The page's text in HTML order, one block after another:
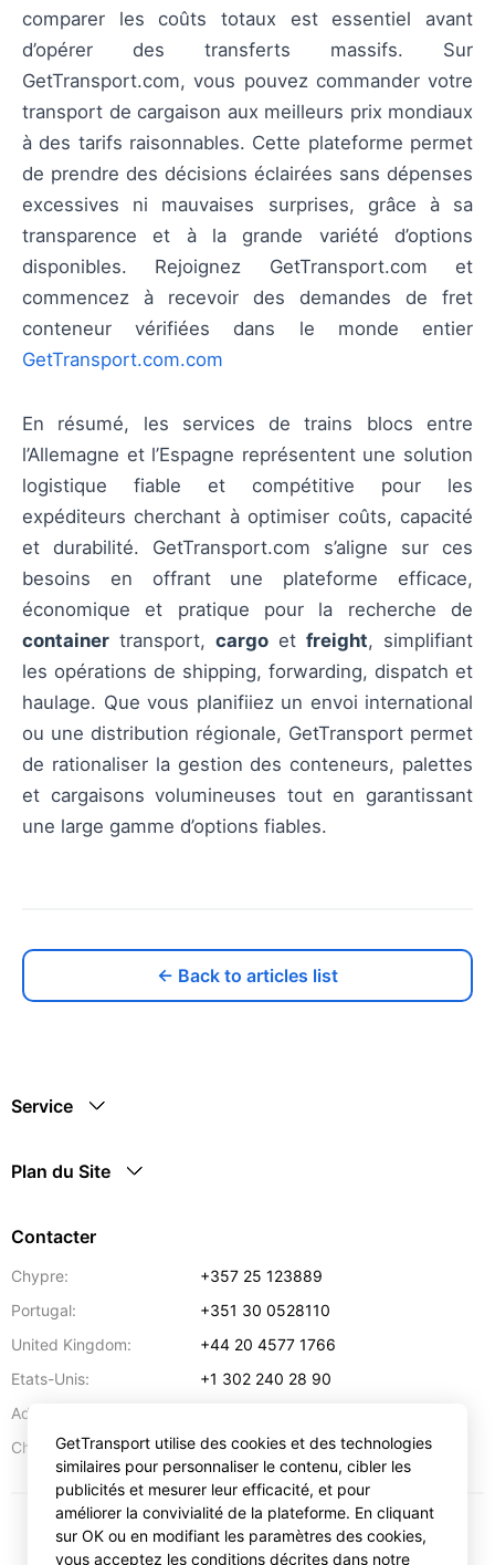
comparer les coûts totaux est essentiel avant
d’opérer des transferts massifs. Sur
GetTransport.com, vous pouvez commander votre
transport de cargaison aux meilleurs prix mondiaux
à des tarifs raisonnables. Cette plateforme permet
de prendre des décisions éclairées sans dépenses
excessives ni mauvaises surprises, grâce à sa
transparence et à la grande variété d’options
disponibles. Rejoignez GetTransport.com et
commencez à recevoir des demandes de fret
conteneur vérifiées dans le monde entier
GetTransport.com.com
En résumé, les services de trains blocs entre
l’Allemagne et l’Espagne représentent une solution
logistique fiable et compétitive pour les
expéditeurs cherchant à optimiser coûts, capacité
et durabilité. GetTransport.com s’aligne sur ces
besoins en offrant une plateforme efficace,
économique et pratique pour la recherche de
container transport, cargo et freight, simplifiant
les opérations de shipping, forwarding, dispatch et
haulage. Que vous planifiiez un envoi international
ou une distribution régionale, GetTransport permet
de rationaliser la gestion des conteneurs, palettes
et cargaisons volumineuses tout en garantissant
une large gamme d’options fiables.
← Back to articles list
Service
Plan du Site
Contacter
Chypre:
+357 25 123889
Portugal:
+351 30 0528110
United Kingdom:
+44 20 4577 1766
Etats-Unis:
+1 302 240 28 90
Adresse:
Chypre:
57 Spyrou Kyprianou,Larnaca 6051
EUR
GetTransport utilise des cookies et des technologies
similaires pour personnaliser le contenu, cibler les
publicités et mesurer leur efficacité, et pour
améliorer la convivialité de la plateforme. En cliquant
sur OK ou en modifiant les paramètres des cookies,
vous acceptez les conditions décrites dans notre